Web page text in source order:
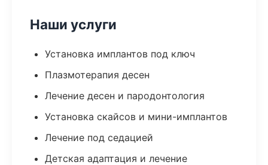
Наши услуги
Установка имплантов под ключ
Плазмотерапия десен
Лечение десен и пародонтология
Установка скайсов и мини-имплантов
Лечение под седацией
Детская адаптация и лечение